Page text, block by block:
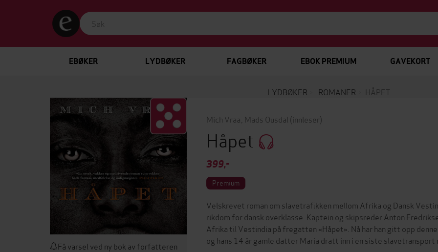
EBØKER LYDBØKER FAGBØKER EBOK PREMIUM GAVEKORT
LYDBØKER ROMANER HÅPET
Få varsel ved ny bok av forfatteren
Mich Vraa Mads Ousdal (innleser)
Håpet
399,-
Premium
Velskrevet roman om slavetrafikken mellom Afrika og Dansk
rikdom for dansk overklasse. Kaptein og skipsreder Anton
Afrika til Vestindia på fregatten «Håpet». Nå har han gitt opp
og hans 14 år gamle datter Maria dratt inn i en siste slavetransport